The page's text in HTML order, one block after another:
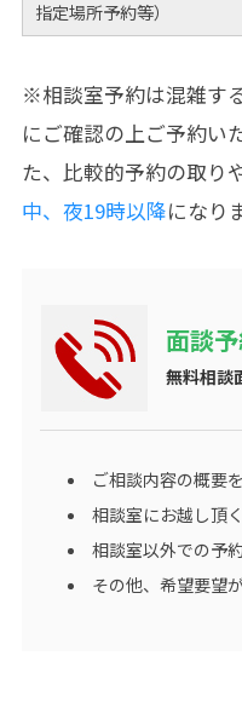
指定場所予約等）
※相談室予約は混雑す
にご確認の上ご予約い
た、比較的予約の取り
中、夜19時以降になり
面談
無料相談
ご相談内容の概要
相談室にお越し頂
相談室以外での予
その他、希望要望